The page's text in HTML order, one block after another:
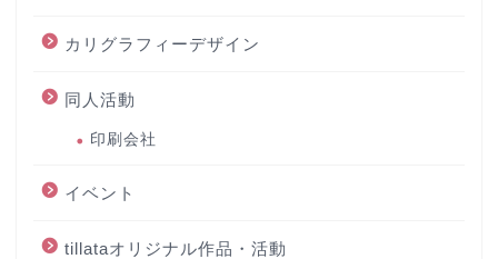
カリグラフィーデザイン
同人活動
印刷会社
イベント
tillataオリジナル作品・活動